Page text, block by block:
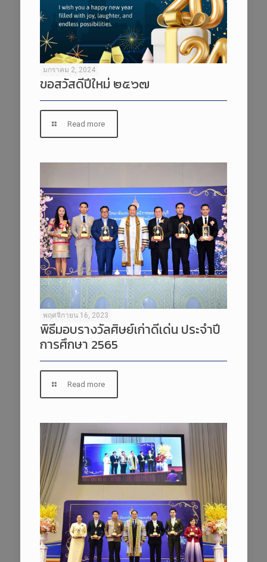
มกราคม 2, 2024
ขอสวัสดีปีใหม่ ๒๕๖๗
Read more
พฤศจิกายน 16, 2023
พิธีมอบรางวัลศิษย์เก่าดีเด่น ประจำปี
การศึกษา 2565
Read more